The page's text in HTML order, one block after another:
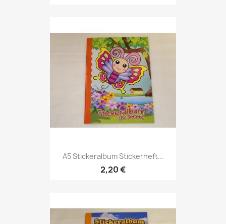
A5 Stickeralbum Stickerheft...
2,20 €